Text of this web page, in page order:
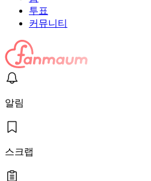
투표
커뮤니티
알림
스크랩